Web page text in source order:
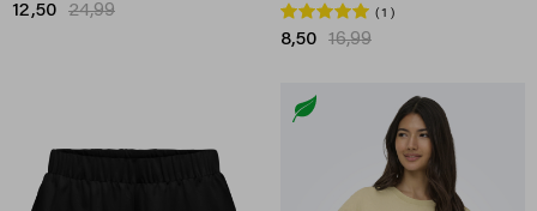
12,50 24,99 1
8,50 16,99